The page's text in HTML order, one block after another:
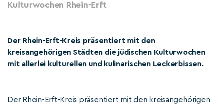
Kulturwochen Rhein-Erft
Der Rhein-Erft-Kreis präsentiert mit den
kreisangehörigen Städten die jüdischen Kulturwochen
mit allerlei kulturellen und kulinarischen Leckerbissen.
Der Rhein-Erft-Kreis präsentiert mit den kreisangehörigen